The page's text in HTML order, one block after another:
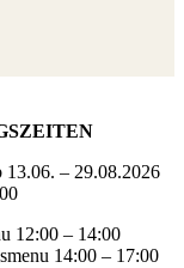
13.06. – 29.08.2026
12:00 – 14:00
14:00 – 17:00